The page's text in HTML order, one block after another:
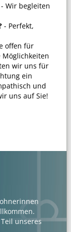
Wir begleiten
- Perfekt,
offen für
wir uns für
ein
und
uns auf Sie!
unseres